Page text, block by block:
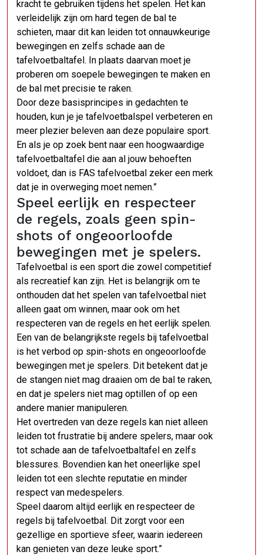
kracht te gebruiken tijdens het spelen. Het kan
verleidelijk zijn om hard tegen de bal te
schieten, maar dit kan leiden tot onnauwkeurige
bewegingen en zelfs schade aan de
tafelvoetbaltafel. In plaats daarvan moet je
proberen om soepele bewegingen te maken en
de bal met precisie te raken.
Door deze basisprincipes in gedachten te
houden, kun je je tafelvoetbalspel verbeteren en
meer plezier beleven aan deze populaire sport.
En als je op zoek bent naar een hoogwaardige
tafelvoetbaltafel die aan al jouw behoeften
voldoet, dan is FAS tafelvoetbal zeker een merk
dat je in overweging moet nemen.”
Speel eerlijk en respecteer
de regels, zoals geen spin-
shots of ongeoorloofde
bewegingen met je spelers.
Tafelvoetbal is een sport die zowel competitief
als recreatief kan zijn. Het is belangrijk om te
onthouden dat het spelen van tafelvoetbal niet
alleen gaat om winnen, maar ook om het
respecteren van de regels en het eerlijk spelen.
Een van de belangrijkste regels bij tafelvoetbal
is het verbod op spin-shots en ongeoorloofde
bewegingen met je spelers. Dit betekent dat je
de stangen niet mag draaien om de bal te raken,
en dat je spelers niet mag optillen of op een
andere manier manipuleren.
Het overtreden van deze regels kan niet alleen
leiden tot frustratie bij andere spelers, maar ook
tot schade aan de tafelvoetbaltafel en zelfs
blessures. Bovendien kan het oneerlijke spel
leiden tot een slechte reputatie en minder
respect van medespelers.
Speel daarom altijd eerlijk en respecteer de
regels bij tafelvoetbal. Dit zorgt voor een
gezellige en sportieve sfeer, waarin iedereen
kan genieten van deze leuke sport.”